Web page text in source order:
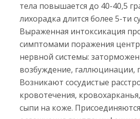
тела повышается до 40-40,5
лихорадка длится более 5-ти
Выраженная интоксикация
симптомами поражения
нервной системы:
возбуждение, галлюцинации,
Возникают сосудистые
кровотечения,
сыпи на коже.